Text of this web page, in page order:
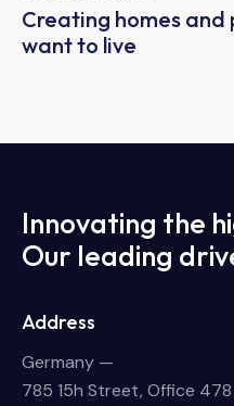
Creating homes and
want to live
Innovating the
Our leading
Address
Germany —
785 15h Street, Office 478